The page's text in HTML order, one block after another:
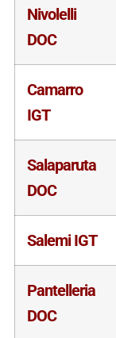
Nivolelli
DOC
Camarro
IGT
Salaparuta
DOC
Salemi IGT
Pantelleria
DOC